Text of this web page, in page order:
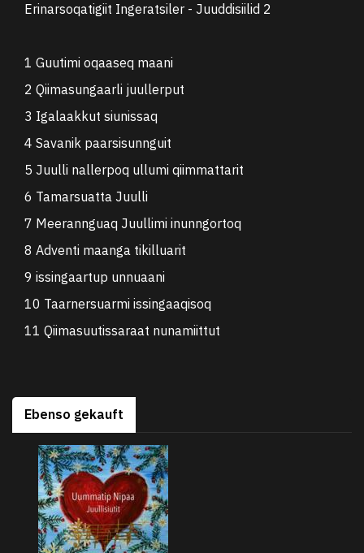
Erinarsoqatigiit Ingeratsiler - Juuddisiilid 2
1 Guutimi oqaaseq maani
2 Qiimasungaarli juullerput
3 Igalaakkut siunissaq
4 Savanik paarsisunnguit
5 Juulli nallerpoq ullumi qiimmattarit
6 Tamarsuatta Juulli
7 Meerannguaq Juullimi inunngortoq
8 Adventi maanga tikilluarit
9 issingaartup unnuaani
10 Taarnersuarmi issingaaqisoq
11 Qiimasuutissaraat nunamiittut
Ebenso gekauft